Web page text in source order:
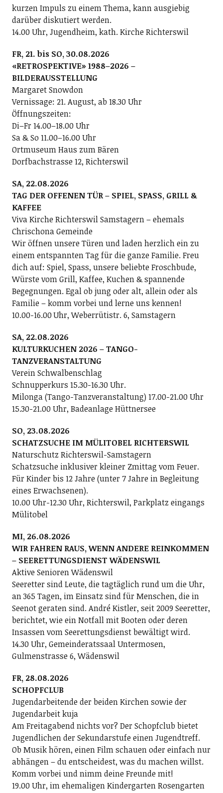
kurzen Impuls zu einem Thema, kann ausgiebig
darüber diskutiert werden.
14.00 Uhr, Jugendheim, kath. Kirche Richterswil
FR, 21. bis SO, 30.08.2026
«RETROSPEKTIVE» 1988–2026 –
BILDERAUSSTELLUNG
Margaret Snowdon
Vernissage: 21. August, ab 18.30 Uhr
Öffnungszeiten:
Di–Fr 14.00–18.00 Uhr
Sa & So 11.00–16.00 Uhr
Ortmuseum Haus zum Bären
Dorfbachstrasse 12, Richterswil
SA, 22.08.2026
TAG DER OFFENEN TÜR – SPIEL, SPASS, GRILL &
KAFFEE
Viva Kirche Richterswil Samstagern – ehemals
Chrischona Gemeinde
Wir öffnen unsere Türen und laden herzlich ein zu
einem entspannten Tag für die ganze Familie. Freu
dich auf: Spiel, Spass, unsere beliebte Froschbude,
Würste vom Grill, Kaffee, Kuchen & spannende
Begegnungen. Egal ob jung oder alt, allein oder als
Familie – komm vorbei und lerne uns kennen!
10.00-16.00 Uhr, Weberrütistr. 6, Samstagern
SA, 22.08.2026
KULTURKUCHEN 2026 – TANGO-
TANZVERANSTALTUNG
Verein Schwalbenschlag
Schnupperkurs 15.30-16.30 Uhr.
Milonga (Tango-Tanzveranstaltung) 17.00-21.00 Uhr
15.30-21.00 Uhr, Badeanlage Hüttnersee
SO, 23.08.2026
SCHATZSUCHE IM MÜLITOBEL RICHTERSWIL
Naturschutz Richterswil-Samstagern
Schatzsuche inklusiver kleiner Zmittag vom Feuer.
Für Kinder bis 12 Jahre (unter 7 Jahre in Begleitung
eines Erwachsenen).
10.00 Uhr-12.30 Uhr, Richterswil, Parkplatz eingangs
Mülitobel
MI, 26.08.2026
WIR FAHREN RAUS, WENN ANDERE REINKOMMEN
– SEERETTUNGSDIENST WÄDENSWIL
Aktive Senioren Wädenswil
Seeretter sind Leute, die tagtäglich rund um die Uhr,
an 365 Tagen, im Einsatz sind für Menschen, die in
Seenot geraten sind. André Kistler, seit 2009 Seeretter,
berichtet, wie ein Notfall mit Booten oder deren
Insassen vom Seerettungsdienst bewältigt wird.
14.30 Uhr, Gemeinderatssaal Untermosen,
Gulmenstrasse 6, Wädenswil
FR, 28.08.2026
SCHOPFCLUB
Jugendarbeitende der beiden Kirchen sowie der
Jugendarbeit kuja
Am Freitagabend nichts vor? Der Schopfclub bietet
Jugendlichen der Sekundarstufe einen Jugendtreff.
Ob Musik hören, einen Film schauen oder einfach nur
abhängen – du entscheidest, was du machen willst.
Komm vorbei und nimm deine Freunde mit!
19.00 Uhr, im ehemaligen Kindergarten Rosengarten